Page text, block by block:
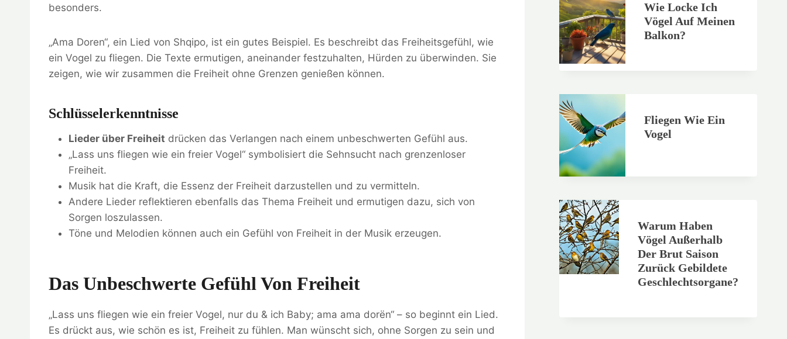
besonders.
„Ama Doren“, ein Lied von Shqipo, ist ein gutes Beispiel. Es beschreibt das Freiheitsgefühl, wie
ein Vogel zu fliegen. Die Texte ermutigen, aneinander festzuhalten, Hürden zu überwinden. Sie
zeigen, wie wir zusammen die Freiheit ohne Grenzen genießen können.
Schlüsselerkenntnisse
Lieder über Freiheit drücken das Verlangen nach einem unbeschwerten Gefühl aus.
„Lass uns fliegen wie ein freier Vogel“ symbolisiert die Sehnsucht nach grenzenloser
Freiheit.
Musik hat die Kraft, die Essenz der Freiheit darzustellen und zu vermitteln.
Andere Lieder reflektieren ebenfalls das Thema Freiheit und ermutigen dazu, sich von
Sorgen loszulassen.
Töne und Melodien können auch ein Gefühl von Freiheit in der Musik erzeugen.
Das Unbeschwerte Gefühl Von Freiheit
„Lass uns fliegen wie ein freier Vogel, nur du & ich Baby; ama ama dorën“ – so beginnt ein Lied.
Es drückt aus, wie schön es ist, Freiheit zu fühlen. Man wünscht sich, ohne Sorgen zu sein und
Wie Locke Ich
Vögel Auf Meinen
Balkon?
Fliegen Wie Ein
Vogel
Warum Haben
Vögel Außerhalb
Der Brut Saison
Zurück Gebildete
Geschlechtsorgane?